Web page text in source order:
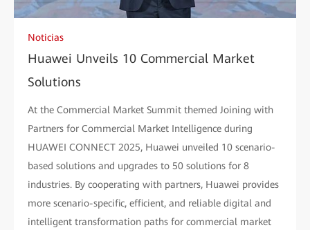
Noticias
Huawei Unveils 10 Commercial Market
Solutions
At the Commercial Market Summit themed Joining with
Partners for Commercial Market Intelligence during
HUAWEI CONNECT 2025, Huawei unveiled 10 scenario-
based solutions and upgrades to 50 solutions for 8
industries. By cooperating with partners, Huawei provides
more scenario-specific, efficient, and reliable digital and
intelligent transformation paths for commercial market